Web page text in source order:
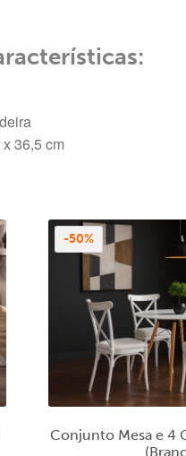
36,5 cm
Conjunto Mesa e 4
-50%